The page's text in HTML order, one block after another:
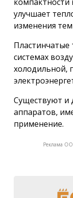
улучшает
изменения
Пластинчатые
системах
холодильной,
Существуют и
аппаратов,
применение.
Реклама